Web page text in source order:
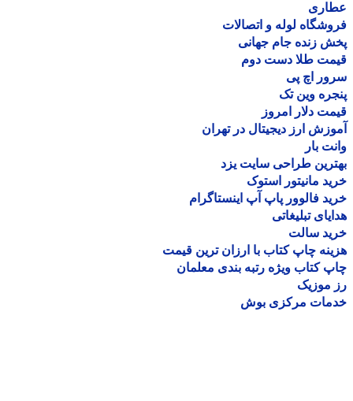
لوله و اتصالات
زنده جام جهانی
طلا دست دوم
اچ پی
وین تک
دلار امروز
ارز دیجیتال در تهران
بار
طراحی سایت یزد
مانیتور استوک
فالوور پاپ آپ اینستاگرام
تبلیغاتی
سالت
چاپ کتاب با ارزان ترین قیمت
کتاب ویژه رتبه بندی معلمان
موزیک
مرکزی بوش